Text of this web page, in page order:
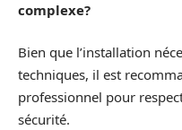
complexe?
Bien que l’installation
techniques, il est
professionnel pour
sécurité.